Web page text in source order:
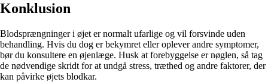
Konklusion
Blodsprængninger i øjet er normalt ufarlige og vil forsvinde uden
behandling. Hvis du dog er bekymret eller oplever andre symptomer,
bør du konsultere en øjenlæge. Husk at forebyggelse er nøglen, så tag
de nødvendige skridt for at undgå stress, træthed og andre faktorer, der
kan påvirke øjets blodkar.